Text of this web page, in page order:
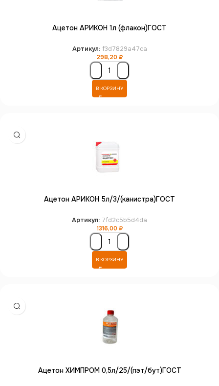
Ацетон АРИКОН 1л (флакон)ГОСТ
Артикул: f3d7829a47ca
298,20₽
В КОРЗИНУ
Ацетон АРИКОН 5л/3/(канистра)ГОСТ
Артикул: 7fd2c5b5d4da
1316,00₽
В КОРЗИНУ
Ацетон ХИМПРОМ 0,5л/25/(пэт/бут)ГОСТ